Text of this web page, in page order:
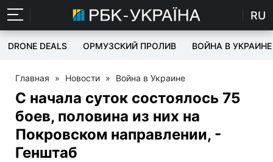
RU
DRONE DEALS ОРМУЗСКИЙ ПРОЛИВ ВОЙНА В УКРАИНЕ
Главная » Новости » Война в Украине
С начала суток состоялось 75
боев, половина из них на
Покровском направлении, -
Генштаб